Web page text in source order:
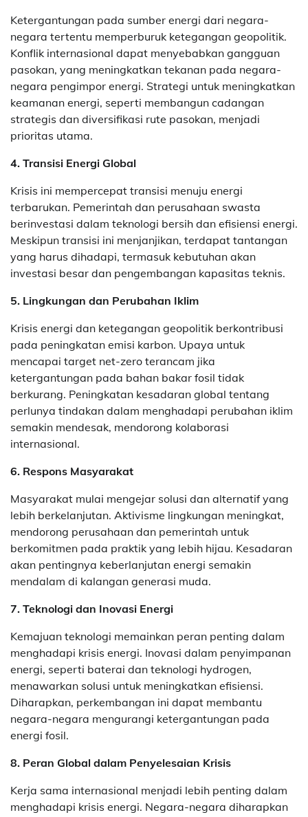
Ketergantungan pada sumber energi dari negara-
negara tertentu memperburuk ketegangan geopolitik.
Konflik internasional dapat menyebabkan gangguan
pasokan, yang meningkatkan tekanan pada negara-
negara pengimpor energi. Strategi untuk meningkatkan
keamanan energi, seperti membangun cadangan
strategis dan diversifikasi rute pasokan, menjadi
prioritas utama.
4. Transisi Energi Global
Krisis ini mempercepat transisi menuju energi
terbarukan. Pemerintah dan perusahaan swasta
berinvestasi dalam teknologi bersih dan efisiensi energi.
Meskipun transisi ini menjanjikan, terdapat tantangan
yang harus dihadapi, termasuk kebutuhan akan
investasi besar dan pengembangan kapasitas teknis.
5. Lingkungan dan Perubahan Iklim
Krisis energi dan ketegangan geopolitik berkontribusi
pada peningkatan emisi karbon. Upaya untuk
mencapai target net-zero terancam jika
ketergantungan pada bahan bakar fosil tidak
berkurang. Peningkatan kesadaran global tentang
perlunya tindakan dalam menghadapi perubahan iklim
semakin mendesak, mendorong kolaborasi
internasional.
6. Respons Masyarakat
Masyarakat mulai mengejar solusi dan alternatif yang
lebih berkelanjutan. Aktivisme lingkungan meningkat,
mendorong perusahaan dan pemerintah untuk
berkomitmen pada praktik yang lebih hijau. Kesadaran
akan pentingnya keberlanjutan energi semakin
mendalam di kalangan generasi muda.
7. Teknologi dan Inovasi Energi
Kemajuan teknologi memainkan peran penting dalam
menghadapi krisis energi. Inovasi dalam penyimpanan
energi, seperti baterai dan teknologi hydrogen,
menawarkan solusi untuk meningkatkan efisiensi.
Diharapkan, perkembangan ini dapat membantu
negara-negara mengurangi ketergantungan pada
energi fosil.
8. Peran Global dalam Penyelesaian Krisis
Kerja sama internasional menjadi lebih penting dalam
menghadapi krisis energi. Negara-negara diharapkan